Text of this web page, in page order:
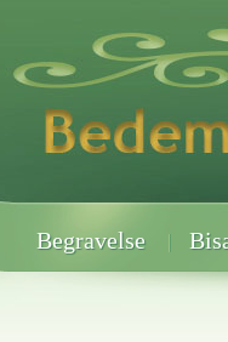
Begravelse